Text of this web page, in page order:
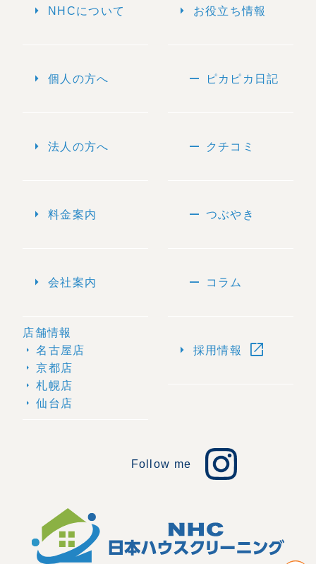
arrow_right NHCについて
arrow_right 個人の方へ
arrow_right 法人の方へ
arrow_right 料金案内
arrow_right 会社案内
店舗情報
arrow_right 名古屋店
arrow_right 京都店
arrow_right 札幌店
arrow_right 仙台店
arrow_right お役立ち情報
remove ピカピカ日記
remove クチコミ
remove つぶやき
remove コラム
arrow_right 採用情報 open_in_new
Follow me